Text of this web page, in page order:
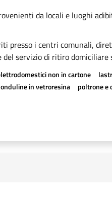
da locali e luoghi
presso i centri comunali,
servizio di ritiro domiciliare
non in cartone
onduline in vetroresina poltrone e